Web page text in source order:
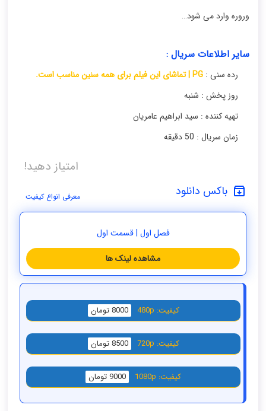
وروره وارد می شود…
سایر اطلاعات سریال :
رده سنی :PG | تماشای این فیلم برای همه سنین مناسب است.
روز پخش : شنبه
تهیه کننده : سید ابراهیم عامریان
زمان سریال : 50 دقیقه
امتیاز دهید!
باکس دانلود معرفی انواع کیفیت
فصل اول | قسمت اول
مشاهده لینک ها
کیفیت: 480p 8000 تومان
کیفیت: 720p 8500 تومان
کیفیت: 1080p 9000 تومان